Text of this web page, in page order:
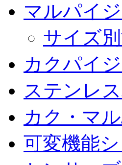
マルパイ
サイズ
カクパイ
ステンレ
カク・マ
可変機能